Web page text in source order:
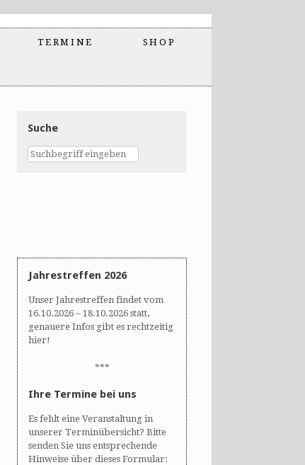
TERMINE SHOP
Suche
Jahrestreffen 2026
Unser Jahrestreffen findet vom
16.10.2026 – 18.10.2026 statt,
genauere Infos gibt es rechtzeitig
hier!
***
Ihre Termine bei uns
Es fehlt eine Veranstaltung in
unserer Terminübersicht? Bitte
senden Sie uns entsprechende
Hinweise über dieses Formular: